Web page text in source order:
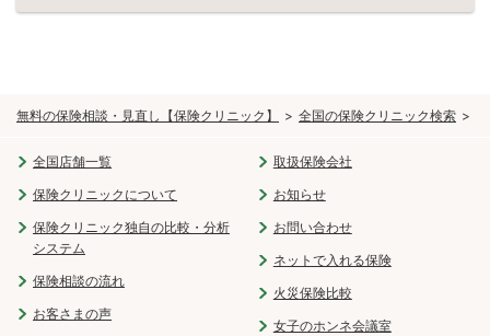
無料の保険相談・見直し【保険クリニック】 全国の保険クリニック検索
全国店舗一覧
保険クリニックについて
保険クリニック独自の比較・分析
システム
保険相談の流れ
お客さまの声
取扱保険会社
お知らせ
お問い合わせ
ネットで入れる保険
火災保険比較
女子のホンネ会議室